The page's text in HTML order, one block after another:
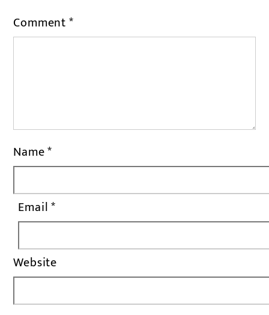
Comment*
Name*
Email*
Website